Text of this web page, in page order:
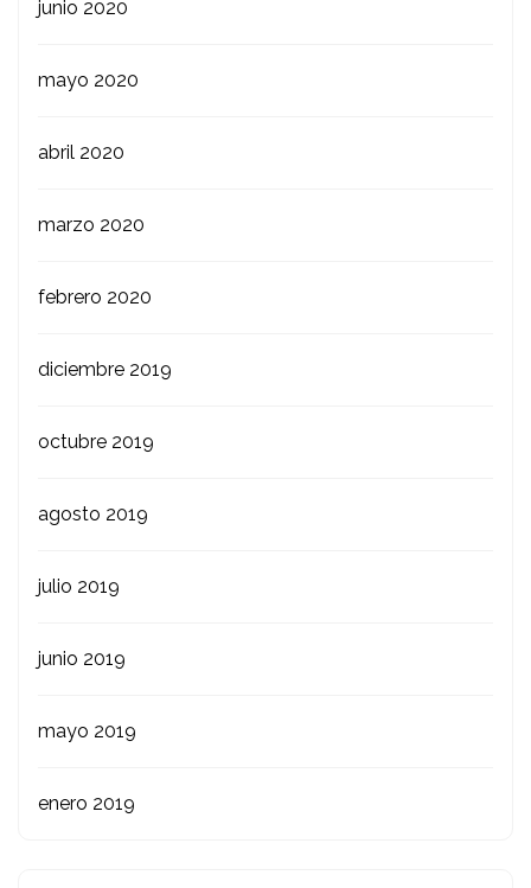
junio 2020
mayo 2020
abril 2020
marzo 2020
febrero 2020
diciembre 2019
octubre 2019
agosto 2019
julio 2019
junio 2019
mayo 2019
enero 2019